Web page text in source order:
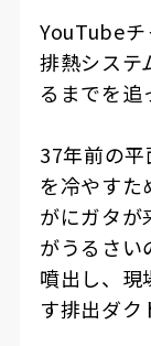
YouTube
排熱システ
るまでを追
37年前の
を冷やすた
がにガタが
がうるさい
噴出し、現
す排出ダク